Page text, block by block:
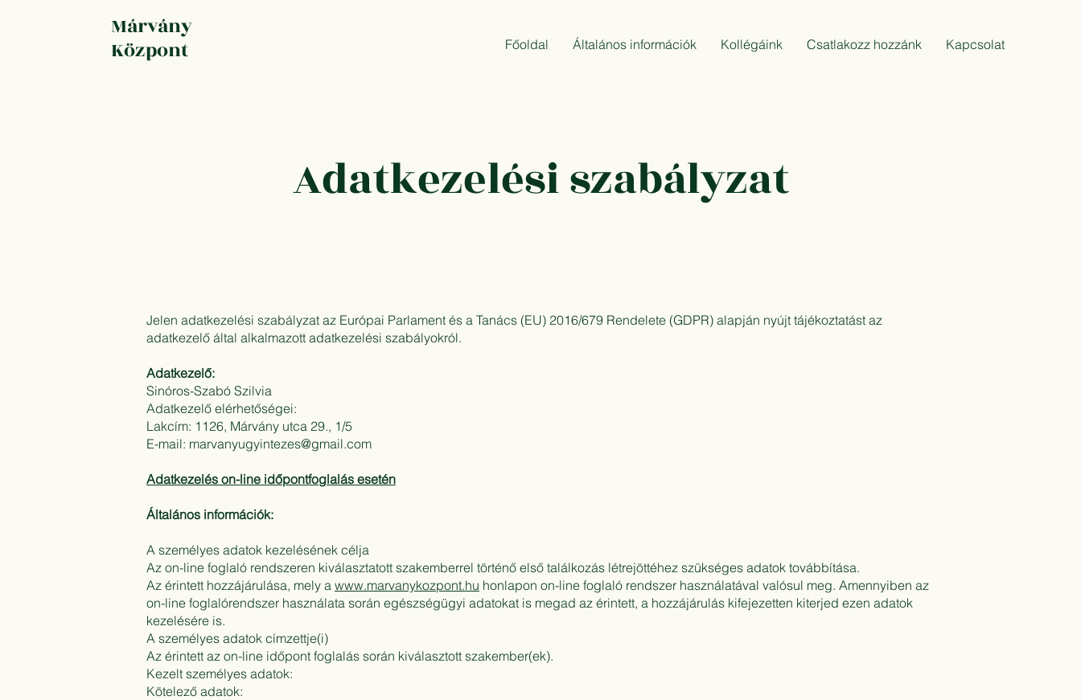
Márvány
Központ
Főoldal Általános információk Kollégáink Csatlakozz hozzánk Kapcsolat
Adatkezelési szabályzat
Jelen adatkezelési szabályzat az Európai Parlament és a Tanács (EU) 2016/679 Rendelete (GDPR) alapján nyújt tájékoztatást az
adatkezelő által alkalmazott adatkezelési szabályokról.
Adatkezelő:
Sinóros-Szabó Szilvia
Adatkezelő elérhetőségei:
Lakcím: 1126, Márvány utca 29., 1/5
E-mail: marvanyugyintezes@gmail.com
Adatkezelés on-line időpontfoglalás esetén
Általános információk:
A személyes adatok kezelésének célja
Az on-line foglaló rendszeren kiválasztatott szakemberrel történő első találkozás létrejöttéhez szükséges adatok továbbítása.
Az érintett hozzájárulása, mely a www.marvanykozpont.hu honlapon on-line foglaló rendszer használatával valósul meg. Amennyiben az
on-line foglalórendszer használata során egészségügyi adatokat is megad az érintett, a hozzájárulás kifejezetten kiterjed ezen adatok
kezelésére is.
A személyes adatok címzettje(i)
Az érintett az on-line időpont foglalás során kiválasztott szakember(ek).
Kezelt személyes adatok:
Kötelező adatok: